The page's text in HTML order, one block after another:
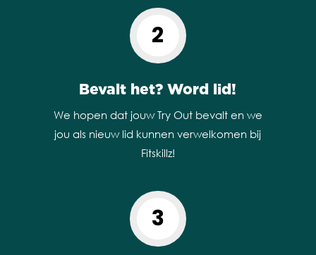
2
Bevalt het? Word lid!
We hopen dat jouw Try Out bevalt en we
jou als nieuw lid kunnen verwelkomen bij
Fitskillz!
3